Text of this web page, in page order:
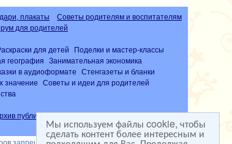
Мы используем файлы cookie, чтобы
сделать контент более интересным и
плакаты
Советы родителям и воспитателям
для родителей
для детей
Поделки и мастер-классы
география
Занимательная экономика
в аудиоформате
Стенгазеты и бланки
значение
Советы и идеи для родителей
публикаций